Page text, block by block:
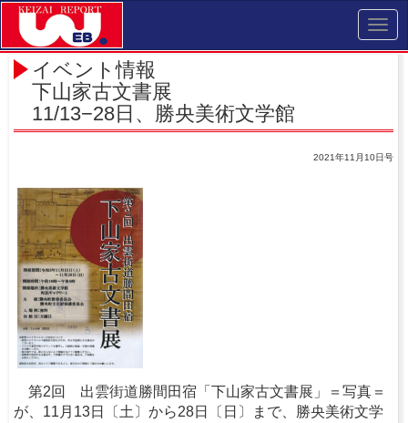
イベント情報
下山家古文書展
11/13−28日、勝央美術文学館
2021年11月10日号
第2回 出雲街道勝間田宿「下山家古文書展」＝写真＝
が、11月13日〔土〕から28日〔日〕まで、勝央美術文学